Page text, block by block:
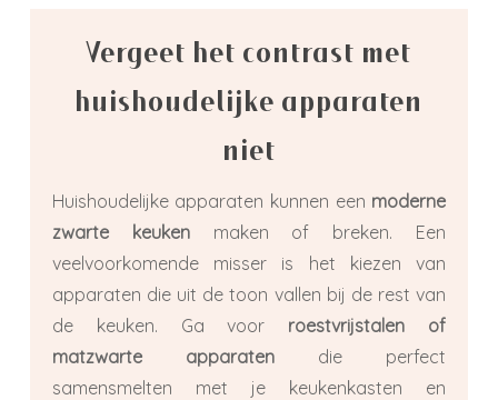
Vergeet het contrast met
huishoudelijke apparaten
niet
Huishoudelijke apparaten kunnen een moderne
zwarte keuken maken of breken. Een
veelvoorkomende misser is het kiezen van
apparaten die uit de toon vallen bij de rest van
de keuken. Ga voor roestvrijstalen of
matzwarte apparatendie perfect
samensmelten met je keukenkasten en